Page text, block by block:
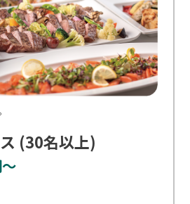
(30名以上)